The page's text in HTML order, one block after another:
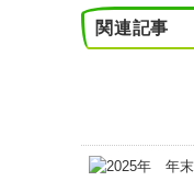
関連記事